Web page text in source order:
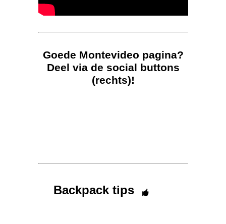
Goede Montevideo pagina?
Deel via de social buttons
(rechts)!
Backpack tips